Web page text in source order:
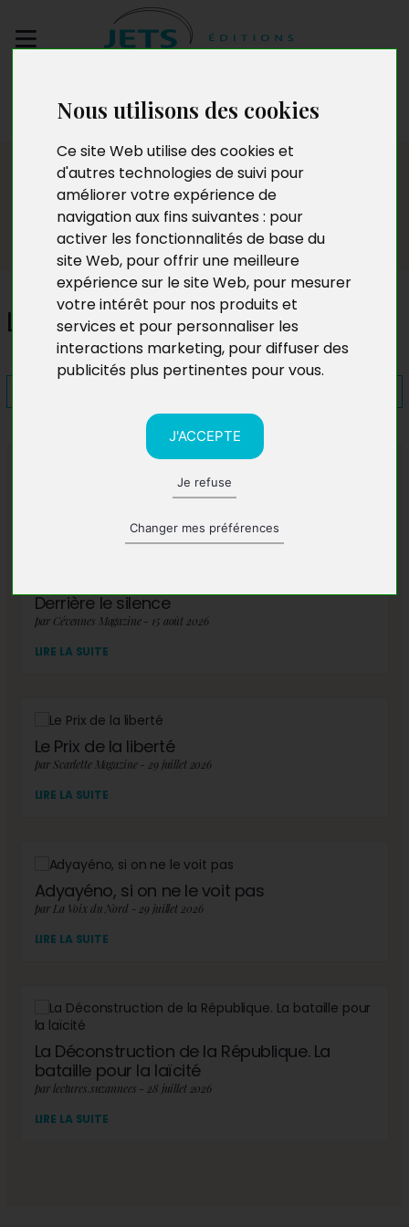
Nous utilisons des cookies
Ce site Web utilise des cookies et
d'autres technologies de suivi pour
améliorer votre expérience de
navigation aux fins suivantes : pour
activer les fonctionnalités de base du
site Web, pour offrir une meilleure
expérience sur le site Web, pour mesurer
votre intérêt pour nos produits et
services et pour personnaliser les
interactions marketing, pour diffuser des
publicités plus pertinentes pour vous.
J'ACCEPTE
Je refuse
Changer mes préférences
manuscrit
Presse
La Maison dans l'île
A lire également
Derrière le silence
par Cévennes Magazine - 15 août 2026
LIRE LA SUITE
Le Prix de la liberté
par Scarlette Magazine - 29 juillet 2026
LIRE LA SUITE
Adyayéno, si on ne le voit pas
par La Voix du Nord - 29 juillet 2026
LIRE LA SUITE
La Déconstruction de la République. La
bataille pour la laïcité
par lectures.suzannees - 28 juillet 2026
LIRE LA SUITE